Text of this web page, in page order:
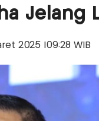
Jelang
2025 |09:28 WIB